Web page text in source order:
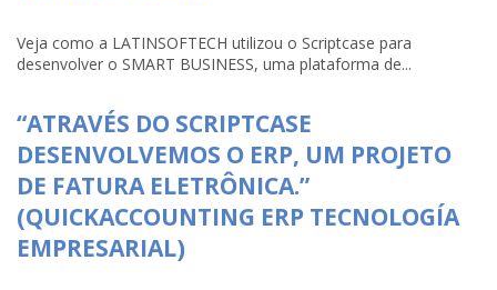
Veja como a LATINSOFTECH utilizou o Scriptcase para
desenvolver o SMART BUSINESS, uma plataforma de...
“ATRAVÉS DO SCRIPTCASE
DESENVOLVEMOS O ERP, UM PROJETO
DE FATURA ELETRÔNICA.”
(QUICKACCOUNTING ERP TECNOLOGÍA
EMPRESARIAL)